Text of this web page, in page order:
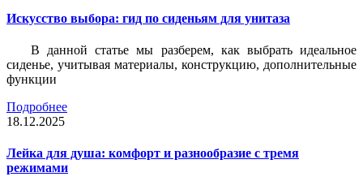
Искусство выбора: гид по сиденьям для унитаза
В данной статье мы разберем, как выбрать идеальное
сиденье, учитывая материалы, конструкцию, дополнительные
функции
Подробнее
18.12.2025
Лейка для душа: комфорт и разнообразие с тремя
режимами